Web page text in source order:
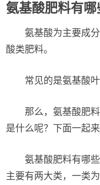
氨基酸肥料有哪
氨基酸为主要成
酸类肥料。
常见的是氨基酸叶
那么，氨基酸肥
是什么呢？下面一起来
氨基酸肥料有哪
主要有两大类，一类